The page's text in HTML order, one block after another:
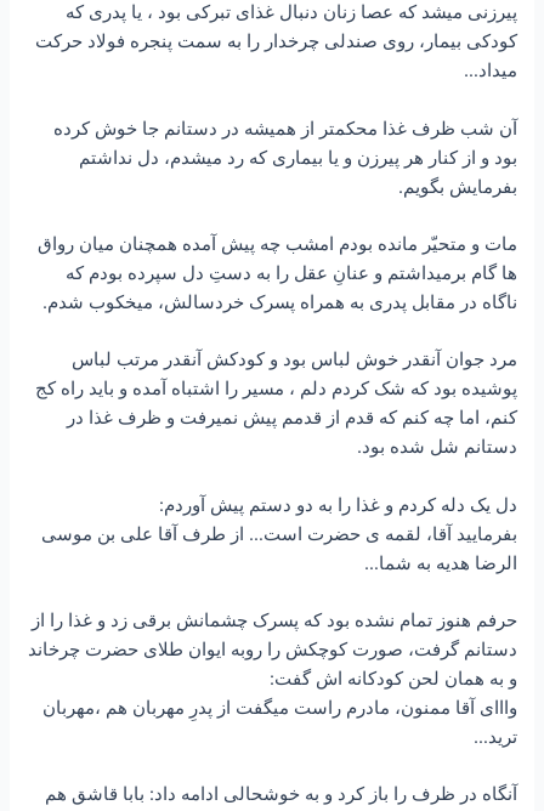
پیرزنی میشد که عصا زنان دنبال غذای تبرکی بود ، یا پدری که
کودکی بیمار، روی صندلی چرخدار را به سمت پنجره فولاد حرکت
میداد…
آن شب ظرف غذا محکمتر از همیشه در دستانم جا خوش کرده
بود و از کنار هر پیرزن و یا بیماری که رد میشدم، دل نداشتم
بفرمایش بگویم.
مات و متحیّر مانده بودم امشب چه پیش آمده همچنان میان رواق
ها گام برمیداشتم و عنانِ عقل را به دستِ دل سپرده بودم که
ناگاه در مقابل پدری به همراه پسرک خردسالش، میخکوب شدم.
مرد جوان آنقدر خوش لباس بود و کودکش آنقدر مرتب لباس
پوشیده بود که شک کردم دلم ، مسیر را اشتباه آمده و باید راه کج
کنم، اما چه کنم که قدم از قدمم پیش نمیرفت و ظرف غذا در
دستانم شل شده بود.
دل یک دله کردم و غذا را به دو دستم پیش آوردم:
بفرمایید آقا، لقمه ی حضرت است… از طرف آقا علی بن موسی
الرضا هدیه به شما…
حرفم هنوز تمام نشده بود که پسرک چشمانش برقی زد و غذا را از
دستانم گرفت، صورت کوچکش را روبه ایوان طلای حضرت چرخاند
و به همان لحن کودکانه اش گفت:
وااای آقا ممنون، مادرم راست میگفت از پدرِ مهربان هم ،مهربان
ترید…
آنگاه در ظرف را باز کرد و به خوشحالی ادامه داد: بابا قاشق هم